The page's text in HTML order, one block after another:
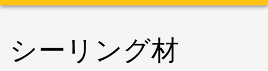
シーリング材